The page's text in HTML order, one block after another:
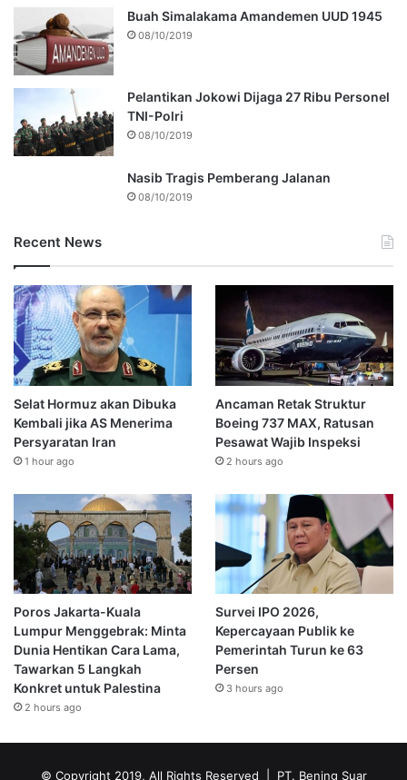
Buah Simalakama Amandemen UUD 1945
08/10/2019
Pelantikan Jokowi Dijaga 27 Ribu Personel
TNI-Polri
08/10/2019
Nasib Tragis Pemberang Jalanan
08/10/2019
Recent News
Selat Hormuz akan Dibuka
Kembali jika AS Menerima
Persyaratan Iran
1 hour ago
Ancaman Retak Struktur
Boeing 737 MAX, Ratusan
Pesawat Wajib Inspeksi
2 hours ago
Poros Jakarta-Kuala
Lumpur Menggebrak: Minta
Dunia Hentikan Cara Lama,
Tawarkan 5 Langkah
Konkret untuk Palestina
2 hours ago
Survei IPO 2026,
Kepercayaan Publik ke
Pemerintah Turun ke 63
Persen
3 hours ago
© Copyright 2019, All Rights Reserved | PT. Bening Suar